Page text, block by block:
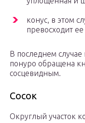
конус, в этом
превосходит
В последнем
понуро обращена
сосцевидным.
Сосок
Округлый участок